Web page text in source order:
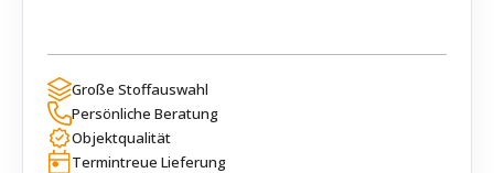
Große Stoffauswahl
Persönliche Beratung
Objektqualität
Termintreue Lieferung